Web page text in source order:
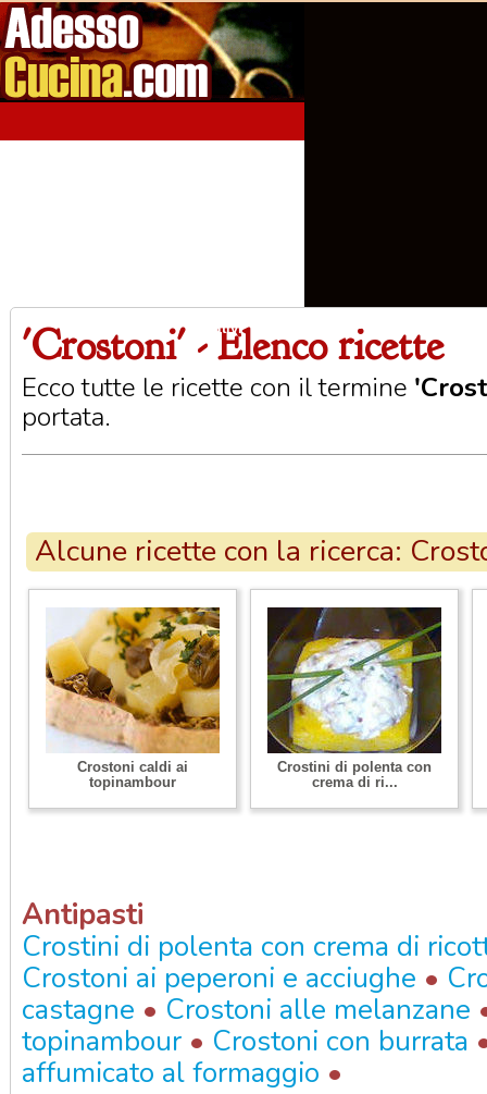
Aperitivi Primi Piatti
'Crostoni' - Elenco ricette
Ecco tutte le ricette con il termine
portata.
Alcune ricette con la ricerca:
Crostoni caldi ai
topinambour
Crostini di polenta con
crema di ri...
Antipasti
Crostini di polenta con crema di
Crostoni ai peperoni e acciughe •
castagne • Crostoni alle melanzane
topinambour • Crostoni con burrata
affumicato al formaggio •